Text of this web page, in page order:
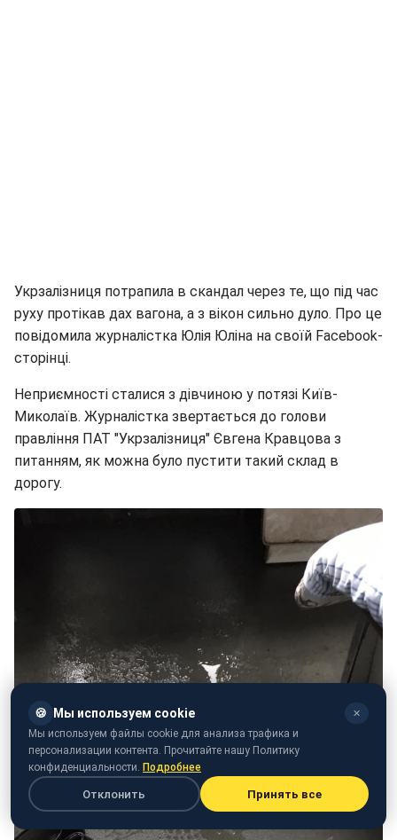
Укрзалізниця потрапила в скандал через те, що під час
руху протікав дах вагона, а з вікон сильно дуло. Про це
повідомила журналістка Юлія Юліна на своїй Facebook-
сторінці.
Неприємності сталися з дівчиною у потязі Київ-
Миколаїв. Журналістка звертається до голови
правління ПАТ "Укрзалізниця" Євгена Кравцова з
питанням, як можна було пустити такий склад в
дорогу.
🍪 Мы используем cookie ✕
Мы используем файлы cookie для анализа трафика и
персонализации контента. Прочитайте нашу Политику
конфиденциальности. Подробнее
Отклонить Принять все